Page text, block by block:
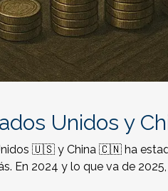
Unidos y
🇺🇸 y China 🇨🇳 ha
En 2024 y lo que va de